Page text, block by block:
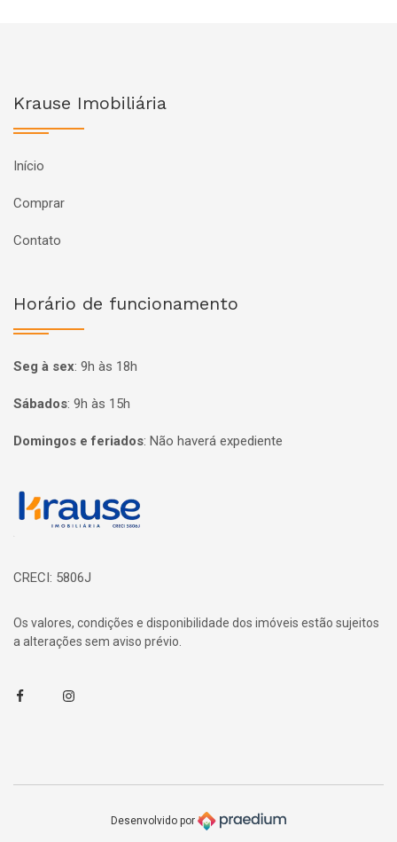
Krause Imobiliária
Início
Comprar
Contato
Horário de funcionamento
Seg à sex: 9h às 18h
Sábados: 9h às 15h
Domingos e feriados: Não haverá expediente
Página inicial
CRECI: 5806J
Os valores, condições e disponibilidade dos imóveis estão sujeitos
a alterações sem aviso prévio.
FacebookInstagram
Desenvolvido por